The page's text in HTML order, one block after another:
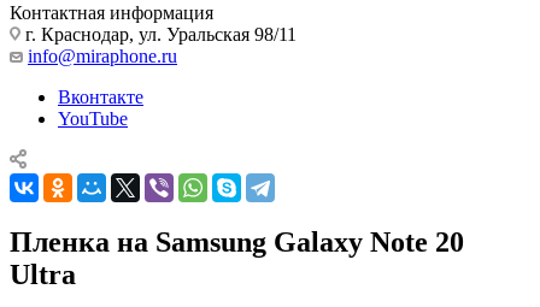
Контактная информация
г. Краснодар, ул. Уральская 98/11
info@miraphone.ru
Вконтакте
YouTube
Пленка на Samsung Galaxy Note 20
Ultra